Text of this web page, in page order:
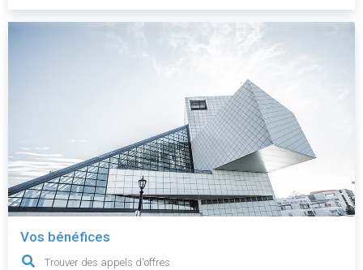
Vos bénéfices
Trouver des appels d'offres